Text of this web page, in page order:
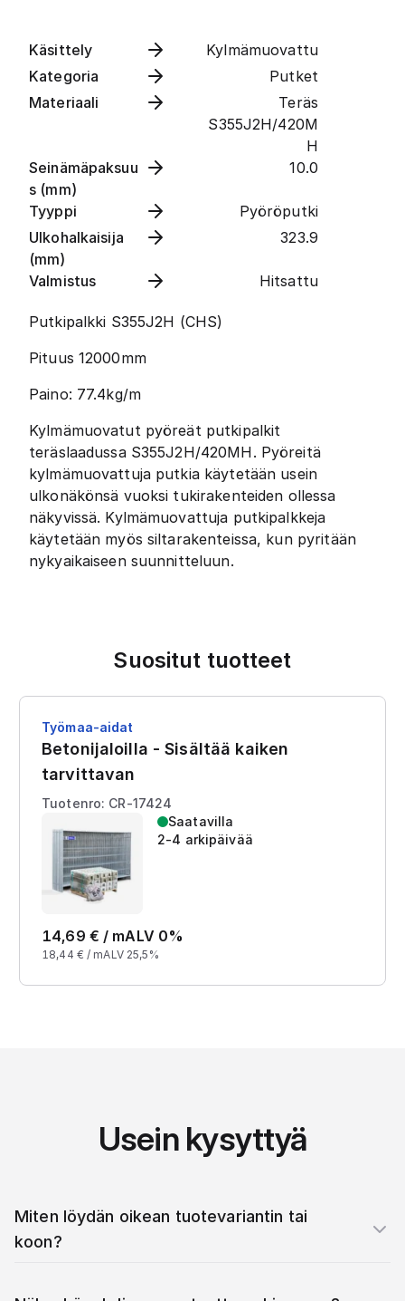
Käsittely
Kylmämuovattu
Kategoria
Putket
Materiaali
Teräs
S355J2H/420M
H
Seinämäpaksuu
s (mm)
10.0
Tyyppi
Pyöröputki
Ulkohalkaisija
(mm)
323.9
Valmistus Hitsattu
Putkipalkki S355J2H (CHS)
Pituus 12000mm
Paino: 77.4kg/m
Kylmämuovatut pyöreät putkipalkit
teräslaadussa S355J2H/420MH. Pyöreitä
kylmämuovattuja putkia käytetään usein
ulkonäkönsä vuoksi tukirakenteiden ollessa
näkyvissä. Kylmämuovattuja putkipalkkeja
käytetään myös siltarakenteissa, kun pyritään
nykyaikaiseen suunnitteluun.
Suositut tuotteet
Työmaa-aidat
Betonijaloilla - Sisältää kaiken
tarvittavan
Tuotenro: CR-17424
Saatavilla
2-4 arkipäivää
14,69 € / mALV 0%
18,44 € / mALV 25,5%
Usein kysyttyä
Miten löydän oikean tuotevariantin tai
koon?